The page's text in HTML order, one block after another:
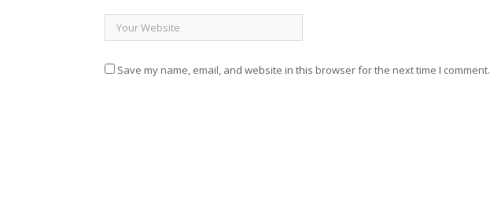
Save my name, email, and website in this browser for the next time I comment.